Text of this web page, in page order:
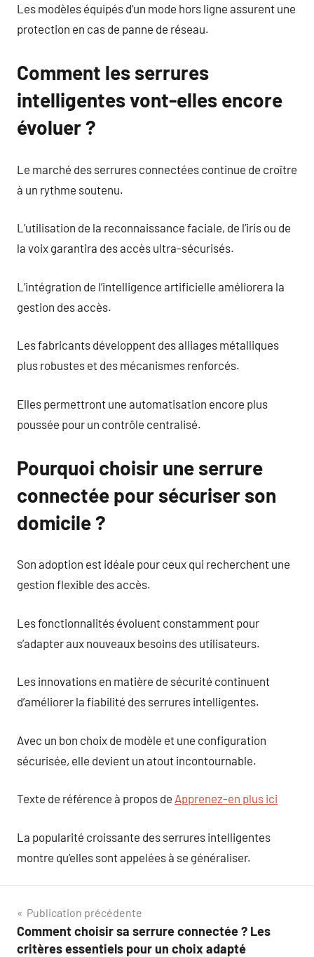
Les modèles équipés d’un mode hors ligne assurent une
protection en cas de panne de réseau.
Comment les serrures
intelligentes vont-elles encore
évoluer ?
Le marché des serrures connectées continue de croître
à un rythme soutenu.
L’utilisation de la reconnaissance faciale, de l’iris ou de
la voix garantira des accès ultra-sécurisés.
L’intégration de l’intelligence artificielle améliorera la
gestion des accès.
Les fabricants développent des alliages métalliques
plus robustes et des mécanismes renforcés.
Elles permettront une automatisation encore plus
poussée pour un contrôle centralisé.
Pourquoi choisir une serrure
connectée pour sécuriser son
domicile ?
Son adoption est idéale pour ceux qui recherchent une
gestion flexible des accès.
Les fonctionnalités évoluent constamment pour
s’adapter aux nouveaux besoins des utilisateurs.
Les innovations en matière de sécurité continuent
d’améliorer la fiabilité des serrures intelligentes.
Avec un bon choix de modèle et une configuration
sécurisée, elle devient un atout incontournable.
Texte de référence à propos de Apprenez-en plus ici
La popularité croissante des serrures intelligentes
montre qu’elles sont appelées à se généraliser.
Navigation
de
Publication précédente
Comment choisir sa serrure connectée ? Les
critères essentiels pour un choix adapté